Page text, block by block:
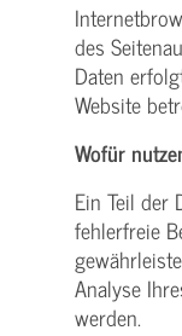
des
Daten
Website
Wofür
Ein Teil der
fehlerfreie
Analyse
werden.